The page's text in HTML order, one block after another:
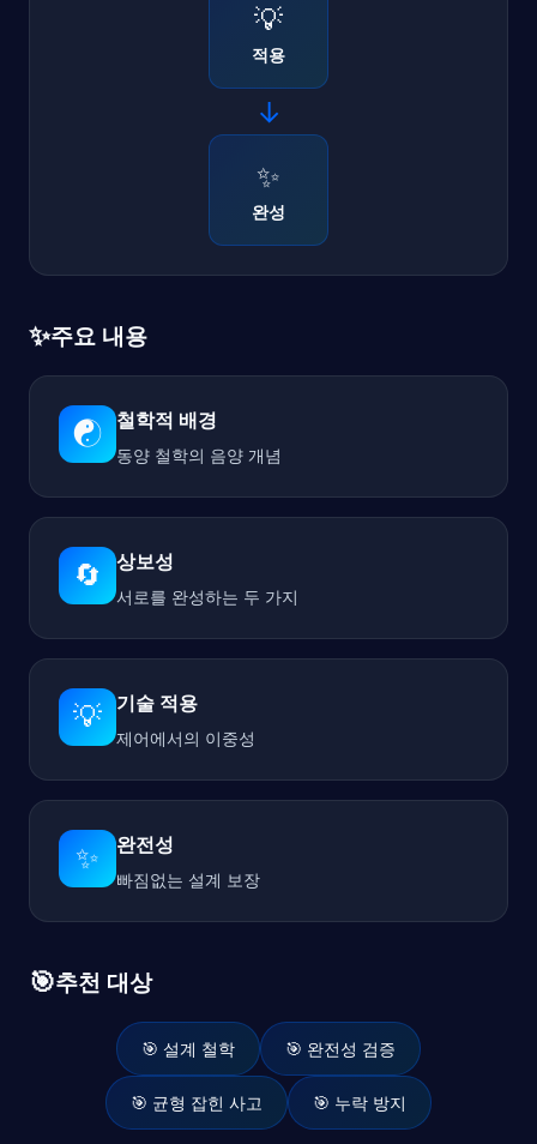
💡
적용
→
✨
완성
✨주요 내용
☯️ 철학적 배경
동양 철학의 음양 개념
🔄 상보성
서로를 완성하는 두 가지
💡 기술 적용
제어에서의 이중성
✨ 완전성
빠짐없는 설계 보장
🎯추천 대상
🎯 설계 철학 🎯 완전성 검증
🎯 균형 잡힌 사고 🎯 누락 방지